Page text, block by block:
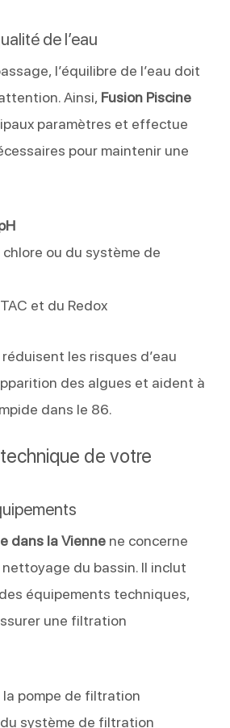
de l’eau
l’équilibre de l’eau doit
Ainsi, Fusion Piscine
paramètres et effectue
pour maintenir une
ou du système de
et du Redox
les risques d’eau
des algues et aident à
dans le 86.
de votre
dans laViennene concerne
du bassin. Il inclut
équipements techniques,
une filtration
pompe de filtration
système de filtration